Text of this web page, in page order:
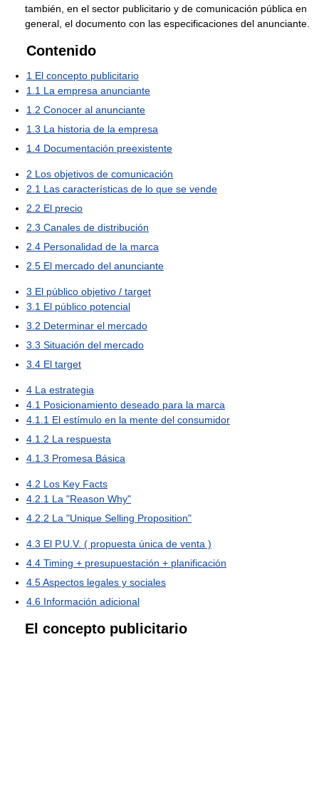
también, en el sector publicitario y de comunicación pública en
general, el documento con las especificaciones del anunciante.
Contenido
1 El concepto publicitario
1.1 La empresa anunciante
1.2 Conocer al anunciante
1.3 La historia de la empresa
1.4 Documentación preexistente
2 Los objetivos de comunicación
2.1 Las características de lo que se vende
2.2 El precio
2.3 Canales de distribución
2.4 Personalidad de la marca
2.5 El mercado del anunciante
3 El público objetivo / target
3.1 El público potencial
3.2 Determinar el mercado
3.3 Situación del mercado
3.4 El target
4 La estrategia
4.1 Posicionamiento deseado para la marca
4.1.1 El estímulo en la mente del consumidor
4.1.2 La respuesta
4.1.3 Promesa Básica
4.2 Los Key Facts
4.2.1 La "Reason Why"
4.2.2 La "Unique Selling Proposition"
4.3 El P.U.V. ( propuesta única de venta )
4.4 Timing + presupuestación + planificación
4.5Aspectos legales y sociales
4.6 Información adicional
El concepto publicitario